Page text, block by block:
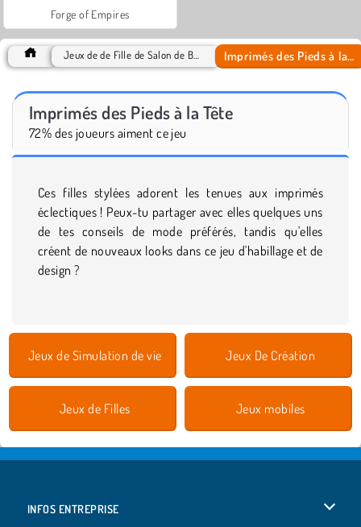
Forge of Empires
Imprimés des Pieds à la Tête
72% des joueurs aiment ce jeu
Ces filles stylées adorent les tenues aux imprimés
éclectiques ! Peux-tu partager avec elles quelques uns
de tes conseils de mode préférés, tandis qu'elles
créent de nouveaux looks dans ce jeu d'habillage et de
design ?
Jeux de Simulation de vie Jeux De Création
Jeux de Filles Jeux mobiles
INFOS ENTREPRISE